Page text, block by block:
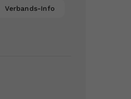
Verbands-Info